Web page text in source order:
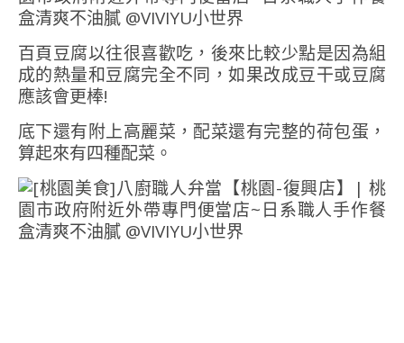
百頁豆腐以往很喜歡吃，後來比較少點是因為組
成的熱量和豆腐完全不同，如果改成豆干或豆腐
應該會更棒!
底下還有附上高麗菜，配菜還有完整的荷包蛋，
算起來有四種配菜。